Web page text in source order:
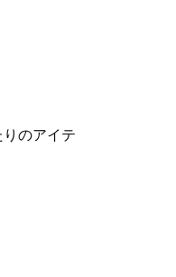
のアイテ